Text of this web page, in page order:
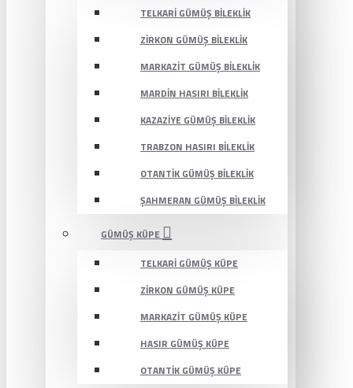
TELKARI GÜMÜŞ BILEKLIK
ZIRKON GÜMÜŞ BILEKLIK
MARKAZIT GÜMÜŞ BILEKLIK
MARDIN HASIRI BILEKLIK
KAZAZIYE GÜMÜŞ BILEKLIK
TRABZON HASIRI BILEKLIK
OTANTIK GÜMÜŞ BILEKLIK
ŞAHMERAN GÜMÜŞ BILEKLIK
GÜMÜŞ KÜPE
TELKARI GÜMÜŞ KÜPE
ZIRKON GÜMÜŞ KÜPE
MARKAZIT GÜMÜŞ KÜPE
HASIR GÜMÜŞ KÜPE
OTANTIK GÜMÜŞ KÜPE